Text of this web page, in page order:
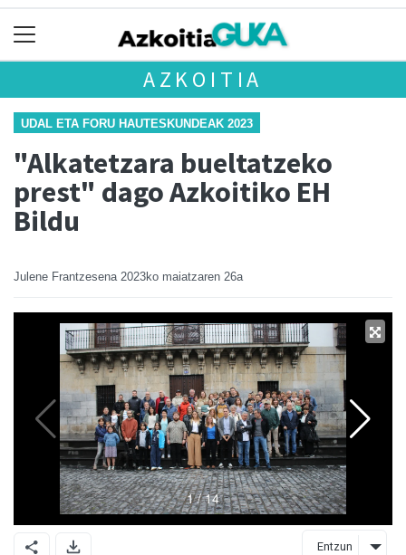
AZKOITIA
UDAL ETA FORU HAUTESKUNDEAK 2023
"Alkatetzara bueltatzeko
prest" dago Azkoitiko EH
Bildu
Julene Frantzesena 2023ko maiatzaren 26a
Entzun